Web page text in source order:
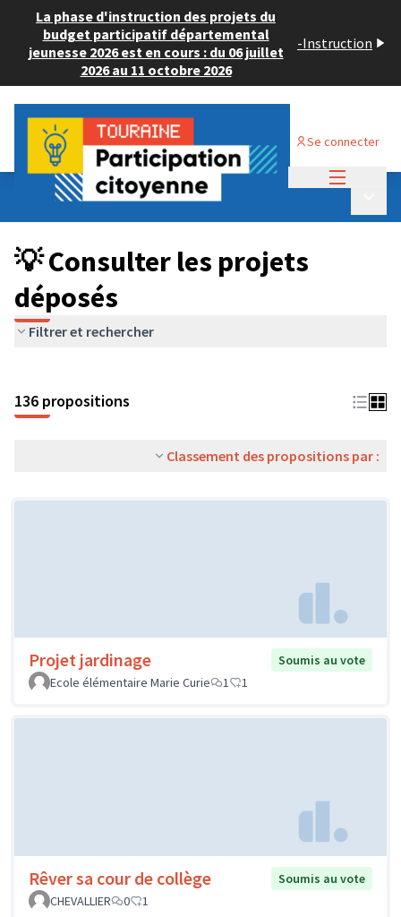
La phase d'instruction des projets du
budget participatif départemental
jeunesse 2026 est en cours : du 06 juillet
2026 au 11 octobre 2026
-Instruction
Se connecter
Budget Participatif JEUNESSE 2024
💡 Consulter les projets déposés
💡 Consulter les projets
déposés
Filtrer et rechercher
136 propositions
Classement des propositions par :
Projet jardinage
Soumis au vote
Ecole élémentaire Marie Curie
1 1
Rêver sa cour de collège
Soumis au vote
CHEVALLIER
0 1